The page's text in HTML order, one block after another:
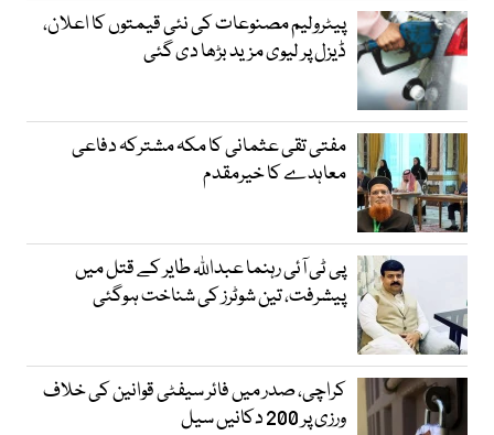
پیٹرولیم مصنوعات کی نئی قیمتوں کا اعلان،
ڈیزل پر لیوی مزید بڑھا دی گئی
مفتی تقی عثمانی کا مکہ مشترکہ دفاعی
معاہدے کا خیرمقدم
پی ٹی آئی رہنما عبداللہ طایر کے قتل میں
پیشرفت، تین شوٹرز کی شناخت ہوگئی
کراچی، صدر میں فائر سیفٹی قوانین کی خلاف
ورزی پر 200 دکانیں سیل